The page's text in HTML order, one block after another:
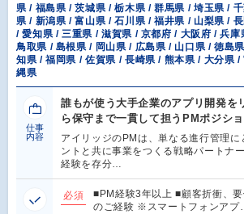
県 / 福島県 / 茨城県 / 栃木県 / 群馬県 / 埼玉県 /
県 / 新潟県 / 富山県 / 石川県 / 福井県 / 山梨県 /
/ 愛知県 / 三重県 / 滋賀県 / 京都府 / 大阪府 / 兵
鳥取県 / 島根県 / 岡山県 / 広島県 / 山口県 / 徳島
知県 / 福岡県 / 佐賀県 / 長崎県 / 熊本県 / 大分県
縄県
仕事
内容
誰もが使う大手企業のアプリ開発を
ら保守まで一貫して担うPMポジショ
アイリッジのPMは、単なる進行管理に
ントと共に事業をつくる戦略パートナ
経験を存分…
必須
■PM経験3年以上 ■顧客折衝、
のご経験 ※スマートフォンア